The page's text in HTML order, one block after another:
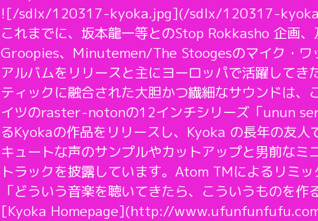
![/sdlx/120317-kyoka.jpg](/sdlx/120317-
これまでに、坂本龍一等とのStop Rokkasho 企画
Groopies、Minutemen/The Stoogesのマイク・ワ
アルバムをリリースと主にヨーロッパで活躍して
ティックに融合された大胆かつ繊細なサウンドは
イツのraster-notonの12インチシリーズ「unun
るKyokaの作品をリリースし、Kyoka の長年の友
キュートな声のサンプルやカットアップと男前な
トラックを披露しています。Atom TMによるリミッ
「どういう音楽を聴いてきたら、こういうものを
[Kyoka Homepage](http://